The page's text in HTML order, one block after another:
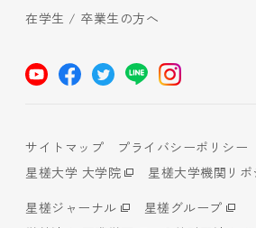
在学生 / 卒業生の方へ
サイトマップ
プライバシーポリシー
星槎大学 大学院
星槎大学機関リポ
星槎ジャーナル
星槎グループ